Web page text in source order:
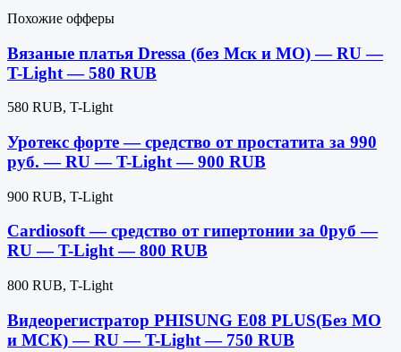
Похожие офферы
Вязаные платья Dressa (без Мск и МО) — RU —
T-Light — 580 RUB
580 RUB, T-Light
Уротекс форте — средство от простатита за 990
руб. — RU — T-Light — 900 RUB
900 RUB, T-Light
Cardiosoft — средство от гипертонии за 0руб —
RU — T-Light — 800 RUB
800 RUB, T-Light
Видеорегистратор PHISUNG E08 PLUS(Без МО
и МСК) — RU — T-Light — 750 RUB